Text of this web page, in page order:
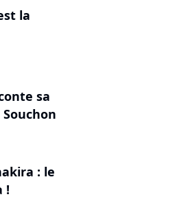
la
sa
: le
!